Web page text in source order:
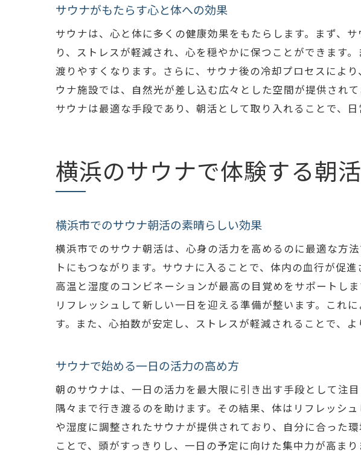
横浜市のサ
毎朝サウナ
日常をリセ
横浜市のサ
横浜市のサ
横浜市で体
サウナがもたらす心と体への効果
サウナは、心と体に多くの健康効果をもたらします。まず、
り、ストレスが軽減され、心を穏やかに保つことができます
渡りやすくなります。さらに、サウナ後の冷却プロセスによ
ウナ施設では、自然光が差し込む広々とした空間が提供され
サウナは最適な手段であり、朝活として取り入れることで、
横浜のサウナで体験する朝
横浜市でのサウナ朝活の素晴らしい効果
横浜市でのサウナ朝活は、心身の活力を高めるのに最適な方
トにもつながります。サウナに入ることで、体内の血行が促
高温と湿度のコンビネーションが最高の目覚めをサポートし
リフレッシュして新しい一日を迎える準備が整います。これ
す。また、心拍数が安定し、ストレスが軽減されることで、
サウナで始める一日の活力の高め方
朝のサウナは、一日の活力を最大限に引き出す手段として注
隅々まで行き渡るのを助けます。その結果、体はリフレッシ
や湿度に調整されたサウナが提供されており、自分に合った
ことで、頭がすっきりし、一日の予定に向けた集中力が高ま